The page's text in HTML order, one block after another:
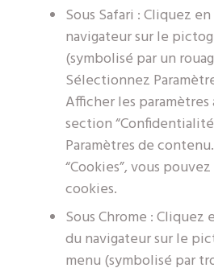
Sous Safari : Cliquez
navigateur sur le
(symbolisé par un
Sélectionnez
Afficher les paramètres
section
Paramètres de
“Cookies”, vous
cookies.
Sous Chrome : Cliquez
du navigateur sur le
menu (symbolisé par